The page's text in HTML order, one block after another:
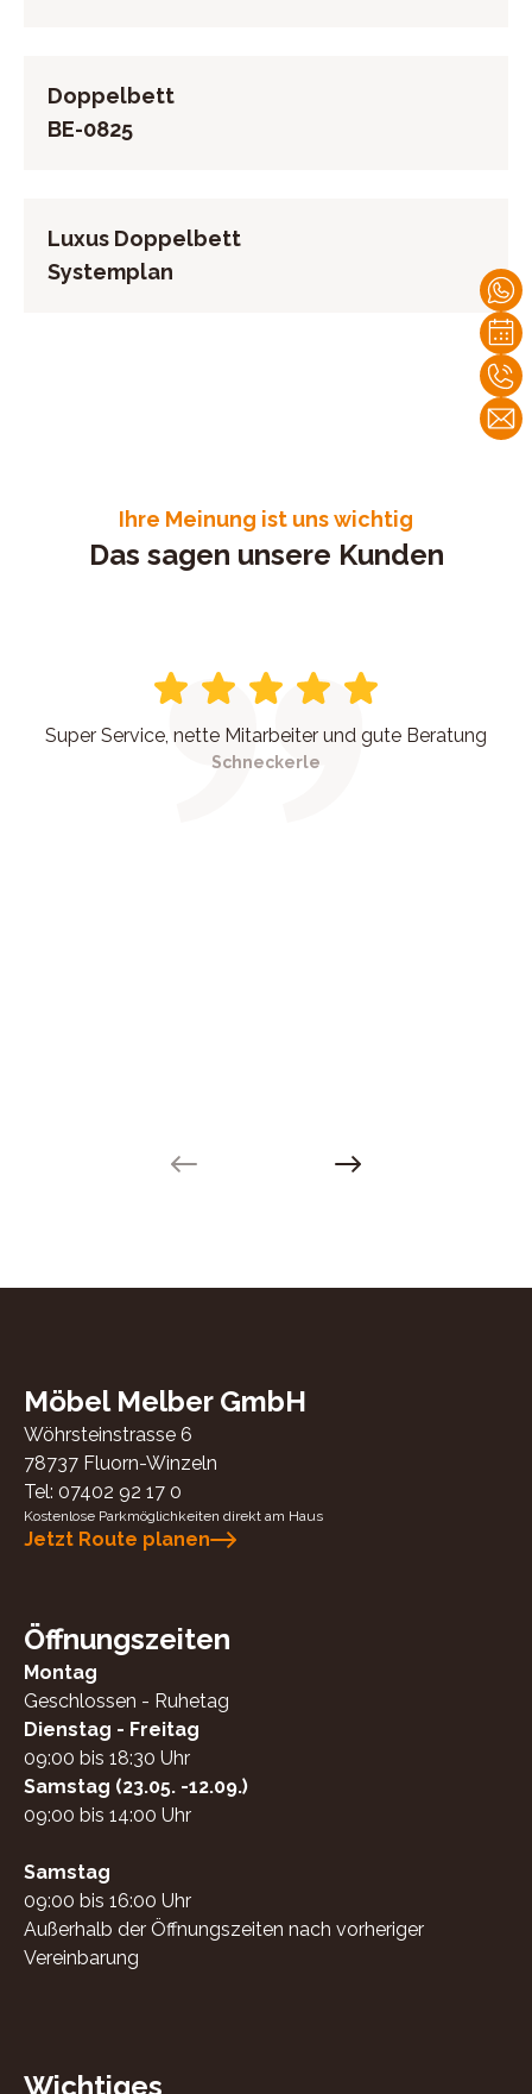
Doppelbett
BE-0825
Luxus Doppelbett
Systemplan
Ihre Meinung ist uns wichtig
Das sagen unsere Kunden
Super Service, nette Mitarbeiter und gute Beratung
Schneckerle
Next slide
Möbel Melber GmbH
Wöhrsteinstrasse 6
78737 Fluorn-Winzeln
Tel: 07402 92 17 0
Kostenlose Parkmöglichkeiten direkt am Haus
Jetzt Route planen
Öffnungszeiten
Montag
Geschlossen - Ruhetag
Dienstag - Freitag
09:00 bis 18:30 Uhr
Samstag (23.05. -12.09.)
09:00 bis 14:00 Uhr
Samstag
09:00 bis 16:00 Uhr
Außerhalb der Öffnungszeiten nach vorheriger
Vereinbarung
Wichtiges